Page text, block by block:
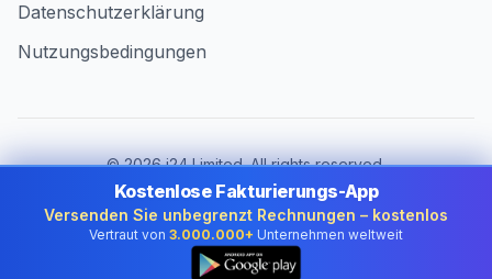
Datenschutzerklärung
Nutzungsbedingungen
©2026i24 Limited. All rights reserved.
Für Unternehmen in Switzerland
Land wechseln:
Switzerland
Kostenlose Fakturierungs-App
Versenden Sie unbegrenzt Rechnungen – kostenlos
Vertraut von 3.000.000+ Unternehmen weltweit